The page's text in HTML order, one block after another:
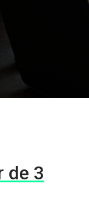
de 3